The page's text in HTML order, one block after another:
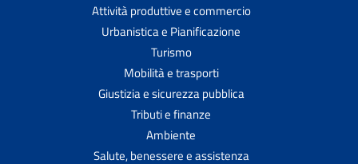
Attività produttive e commercio
Urbanistica e Pianificazione
Turismo
Mobilità e trasporti
Giustizia e sicurezza pubblica
Tributi e finanze
Ambiente
Salute, benessere e assistenza